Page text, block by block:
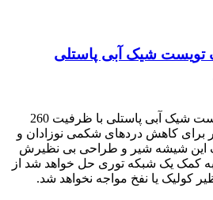
تویست شیک آبی پاستلی
شیشه شیر آنتی کولیک تویست شیک آبی پاستلی با ظرفیت 260
برای کاهش دردهای شکمی نوزادان و
این شیشه شیر و طراحی بی نظیرش
کمک یک شبکه توری حل خواهد شد از
کولیک یا نفخ مواجه نخواهد شد.